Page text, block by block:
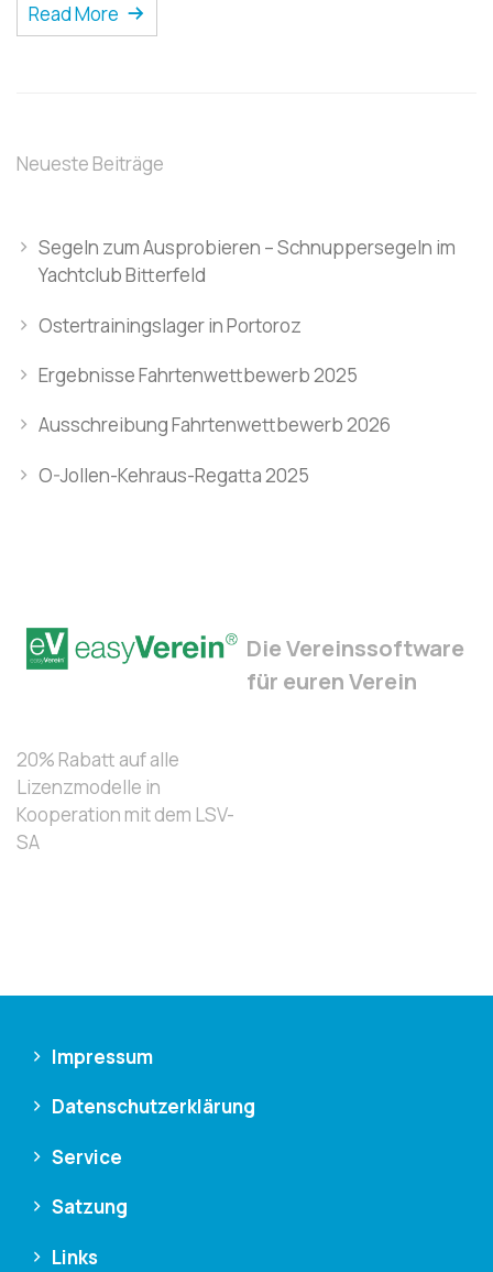
Read More
Neueste Beiträge
Segeln zum Ausprobieren – Schnuppersegeln im
Yachtclub Bitterfeld
Ostertrainingslager in Portoroz
Ergebnisse Fahrtenwettbewerb 2025
Ausschreibung Fahrtenwettbewerb 2026
O-Jollen-Kehraus-Regatta 2025
Die Vereinssoftware
für euren Verein
20% Rabatt auf alle
Lizenzmodelle in
Kooperation mit dem LSV-
SA
Impressum
Datenschutzerklärung
Service
Satzung
Links